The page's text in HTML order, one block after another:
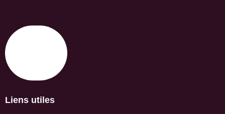
Liens utiles